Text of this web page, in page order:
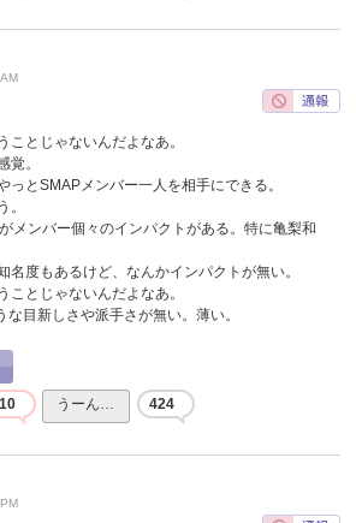
ことじゃないんだよなあ。
覚。
っとSMAPメンバー一人を相手にできる。
。
メンバー個々のインパクトがある。特に亀梨和
名度もあるけど、なんかインパクトが無い。
ことじゃないんだよなあ。
な目新しさや派手さが無い。薄い。
うーん… 424